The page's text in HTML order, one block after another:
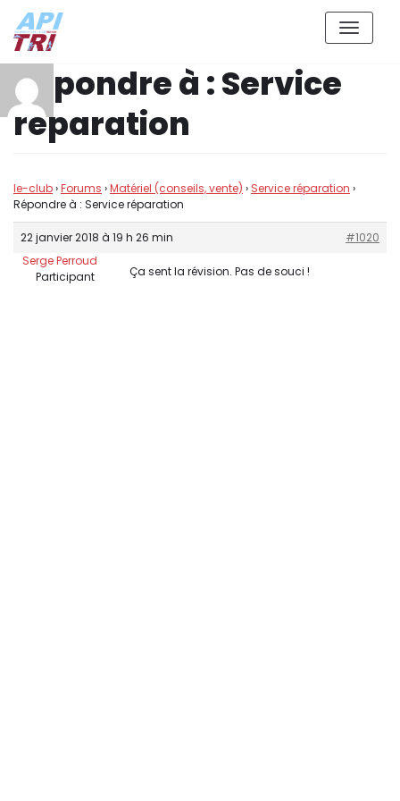
Aller
contenu
Répondre à : Service
réparation
le-club›Forums ›Matériel (conseils, vente) › Service réparation ›
Répondre à : Service réparation
22 janvier 2018 à 19 h 26 min
#1020
Serge Perroud
Participant
Ça sent la révision. Pas de souci !